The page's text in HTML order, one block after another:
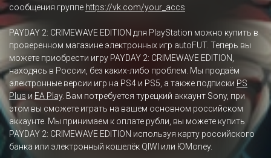
сообщения группе https://vk.com/your_accs
PAYDAY 2: CRIMEWAVE EDITION для PlayStation можно купить в
проверенном магазине электронных игр autoFUT. Теперь вы
можете приобрести игру PAYDAY 2: CRIMEWAVE EDITION,
находясь в России, без каких-либо проблем. Мы продаём
электронные версии игр на PS4 и PS5, а также подписки PS
Plus и EA Play. Вам потребуется турецкий аккаунт Sony, при
этом вы сможете играть на вашем основном российском
аккаунте. Мы принимаем к оплате рубли, вы можете купить
PAYDAY 2: CRIMEWAVE EDITION используя карту российского
банка или электронный кошелёк QIWI или ЮMoney.